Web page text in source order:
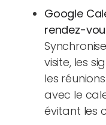
Google
rendez-
visite, les
les
avec le
évitant les